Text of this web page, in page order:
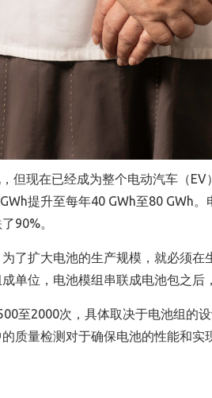
但现在已经成为整个电动汽车（
提升至每年40 GWh至80 GWh
90%。
了扩大电池的生产规模，就必须
单位，电池模组串联成电池包之后
至2000次，具体取决于电池组的
质量检测对于确保电池的性能和实